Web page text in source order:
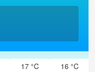
17 °C 16 °C